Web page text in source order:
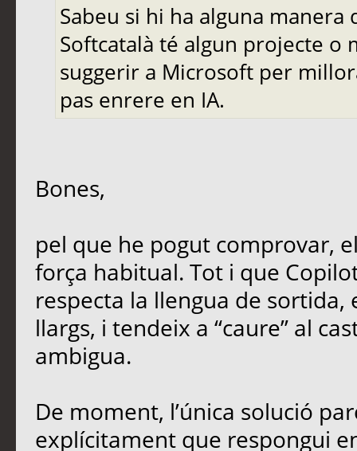
Sabeu si hi ha alguna
Softcatalà té algun projecte o
suggerir a Microsoft per
pas enrere en IA.
Bones,
pel que he pogut comprovar,
força habitual. Tot i que
respecta la llengua de
llargs, i tendeix a “caure” al
ambigua.
De moment, l’única solució
explícitament que respongui